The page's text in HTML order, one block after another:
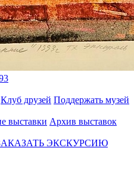
Клуб друзей Поддержать музей
выставки Архив выставок
ЭКСКУРСИЮ